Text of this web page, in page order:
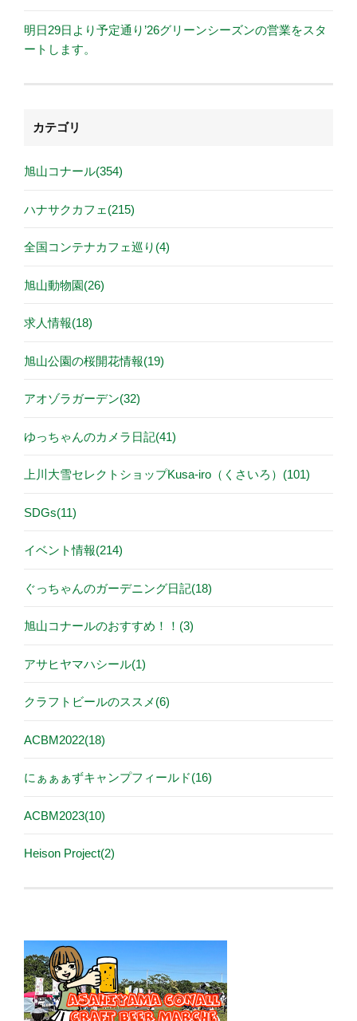
明日29日より予定通り’26グリーンシーズンの営業をスタ
ートします。
カテゴリ
旭山コナール(354)
ハナサクカフェ(215)
全国コンテナカフェ巡り(4)
旭山動物園(26)
求人情報(18)
旭山公園の桜開花情報(19)
アオゾラガーデン(32)
ゆっちゃんのカメラ日記(41)
上川大雪セレクトショップKusa-iro（くさいろ）(101)
SDGs(11)
イベント情報(214)
ぐっちゃんのガーデニング日記(18)
旭山コナールのおすすめ！！(3)
アサヒヤマハシール(1)
クラフトビールのススメ(6)
ACBM2022(18)
にぁぁぁずキャンプフィールド(16)
ACBM2023(10)
Heison Project(2)